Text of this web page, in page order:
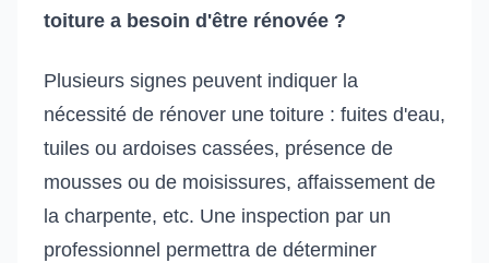
toiture a besoin d'être rénovée ?
Plusieurs signes peuvent indiquer la
nécessité de rénover une toiture : fuites d'eau,
tuiles ou ardoises cassées, présence de
mousses ou de moisissures, affaissement de
la charpente, etc. Une inspection par un
professionnel permettra de déterminer